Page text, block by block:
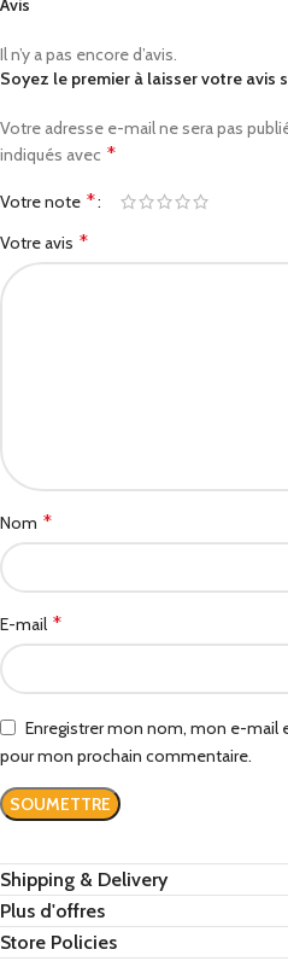
Avis
Il n’y a pas encore d’avis.
Soyez le premier à laisser votre avis
Votre adresse e-mail ne sera pas
indiqués avec *
Votre note *
Votre avis *
Nom *
E-mail *
Enregistrer mon nom, mon e-mail
pour mon prochain commentaire.
Shipping & Delivery
Plus d'offres
Store Policies